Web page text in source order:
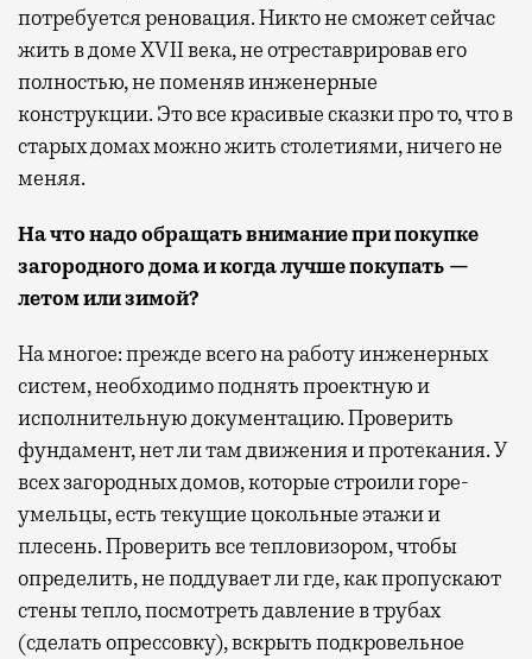
потребуется реновация. Никто не сможет сейчас
жить в доме XVII века, не отреставрировав его
полностью, не поменяв инженерные
конструкции. Это все красивые сказки про то, что в
старых домах можно жить столетиями, ничего не
меняя.
На что надо обращать внимание при покупке
загородного дома и когда лучше покупать —
летом или зимой?
На многое: прежде всего на работу инженерных
систем, необходимо поднять проектную и
исполнительную документацию. Проверить
фундамент, нет ли там движения и протекания. У
всех загородных домов, которые строили горе-
умельцы, есть текущие цокольные этажи и
плесень. Проверить все тепловизором, чтобы
определить, не поддувает ли где, как пропускают
стены тепло, посмотреть давление в трубах
(сделать опрессовку), вскрыть подкровельное